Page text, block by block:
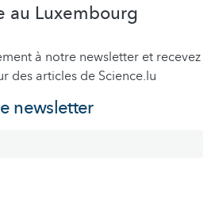
au Luxembourg
à notre newsletter et recevez
des articles de Science.lu
newsletter